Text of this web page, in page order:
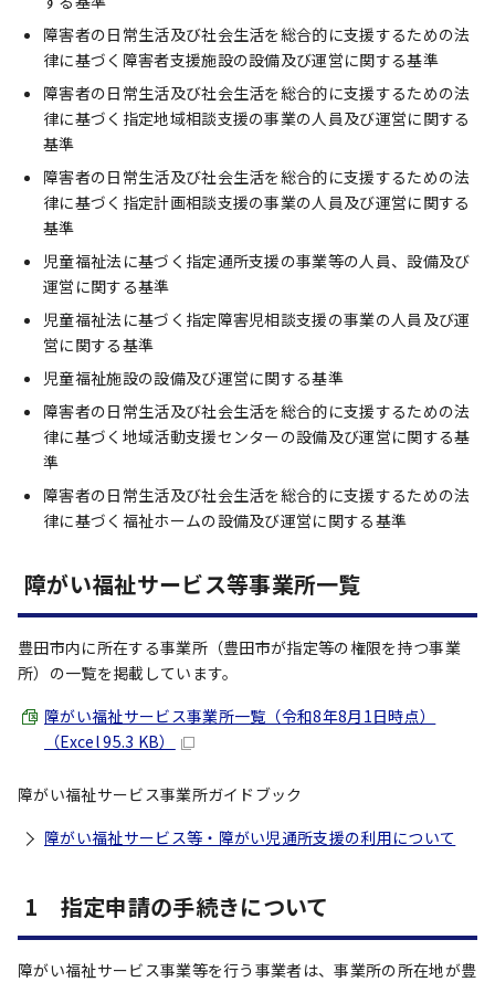
障害者の日常生活及び社会生活を総合的に支援するための法
律に基づく障害者支援施設の設備及び運営に関する基準
障害者の日常生活及び社会生活を総合的に支援するための法
律に基づく指定地域相談支援の事業の人員及び運営に関する
基準
障害者の日常生活及び社会生活を総合的に支援するための法
律に基づく指定計画相談支援の事業の人員及び運営に関する
基準
児童福祉法に基づく指定通所支援の事業等の人員、設備及び
運営に関する基準
児童福祉法に基づく指定障害児相談支援の事業の人員及び運
営に関する基準
児童福祉施設の設備及び運営に関する基準
障害者の日常生活及び社会生活を総合的に支援するための法
律に基づく地域活動支援センターの設備及び運営に関する基
準
障害者の日常生活及び社会生活を総合的に支援するための法
律に基づく福祉ホームの設備及び運営に関する基準
障がい福祉サービス等事業所一覧
豊田市内に所在する事業所（豊田市が指定等の権限を持つ事業
所）の一覧を掲載しています。
障がい福祉サービス事業所一覧（令和8年8月1日時点）
（Excel 95.3 KB）
障がい福祉サービス事業所ガイドブック
障がい福祉サービス等・障がい児通所支援の利用について
1 指定申請の手続きについて
障がい福祉サービス事業等を行う事業者は、事業所の所在地が豊